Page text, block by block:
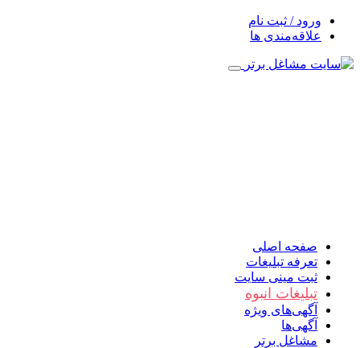
ورود / ثبت نام
علاقه‌مندی ها
صفحه اصلی
تعرفه تبلیغات
ثبت مینی سایت
تبلیغات انبوه
آگهی‌های ویژه
آگهی‌ها
مشاغل برتر